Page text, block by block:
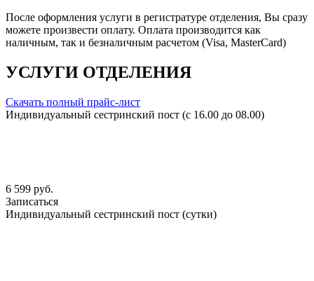
После оформления услуги в регистратуре отделения, Вы сразу
можете произвести оплату. Оплата производится как
наличным, так и безналичным расчетом (Visa, MasterCard)
УСЛУГИ ОТДЕЛЕНИЯ
Скачать полный прайс-лист
Индивидуальный сестринский пост (с 16.00 до 08.00)
6 599 руб.
Записаться
Индивидуальный сестринский пост (сутки)